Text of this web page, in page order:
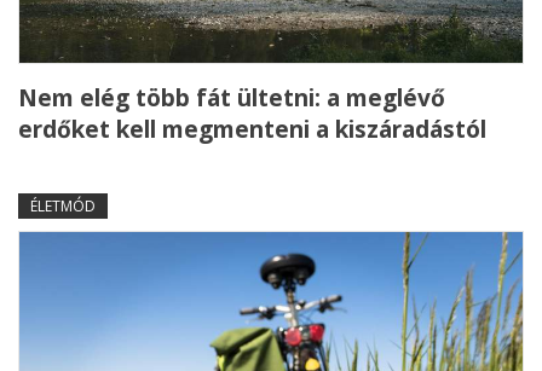
Nem elég több fát ültetni: a meglévő
erdőket kell megmenteni a kiszáradástól
ÉLETMÓD